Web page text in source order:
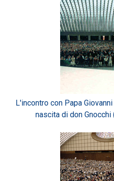
L'incontro con Papa
nascita di don